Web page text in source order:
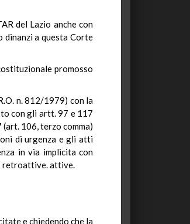
del Lazio anche con
dinanzi a questa Corte
promosso
n. 812/1979) con la
con gli artt. 97 e 117
106, terzo comma)
di urgenza e gli atti
in via implicita con
retroattive. attive.
e chiedendo che la